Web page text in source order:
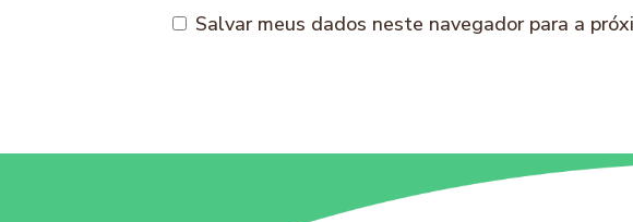
Salvar meus dados neste navegador para a